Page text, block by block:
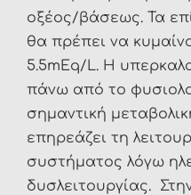
οξέος/βάσεως. Τα
θα πρέπει να
5.5mΕq/L. Η
πάνω από το
σημαντική
επηρεάζει τη
συστήματος λόγω
δυσλειτουργίας.